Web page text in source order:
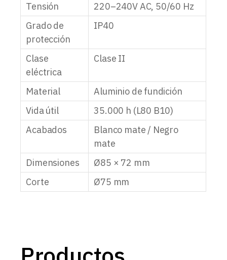
Tensión
220–240V AC, 50/60 Hz
Grado de
protección
IP40
Clase
eléctrica
Clase II
Material
Aluminio de fundición
Vida útil
35.000 h (L80 B10)
Acabados
Blanco mate / Negro
mate
Dimensiones
Ø85 × 72 mm
Corte
Ø75 mm